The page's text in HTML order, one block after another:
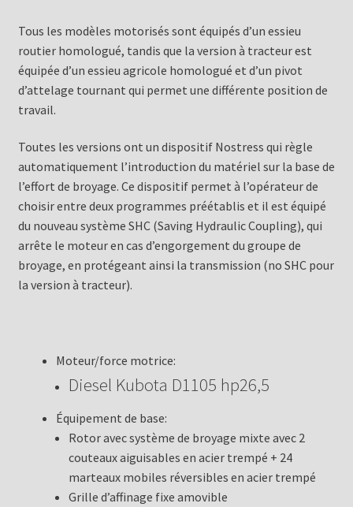
Tous les modèles motorisés sont équipés d’un essieu
routier homologué, tandis que la version à tracteur est
équipée d’un essieu agricole homologué et d’un pivot
d’attelage tournant qui permet une différente position de
travail.
Toutes les versions ont un dispositif Nostress qui règle
automatiquement l’introduction du matériel sur la base de
l’effort de broyage. Ce dispositif permet à l’opérateur de
choisir entre deux programmes préétablis et il est équipé
du nouveau système SHC (Saving Hydraulic Coupling), qui
arrête le moteur en cas d’engorgement du groupe de
broyage, en protégeant ainsi la transmission (no SHC pour
la version à tracteur).
Moteur/force motrice:
Diesel Kubota D1105 hp26,5
Équipement de base:
Rotor avec système de broyage mixte avec 2
couteaux aiguisables en acier trempé + 24
marteaux mobiles réversibles en acier trempé
Grille d’affinage fixe amovible